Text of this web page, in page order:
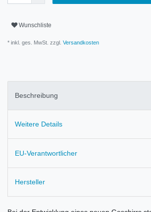
Wunschliste
* inkl. ges. MwSt. zzgl. Versandkosten
Beschreibung
Weitere Details
EU-Verantwortlicher
Hersteller